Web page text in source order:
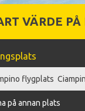
VÄRDE
på annan plats